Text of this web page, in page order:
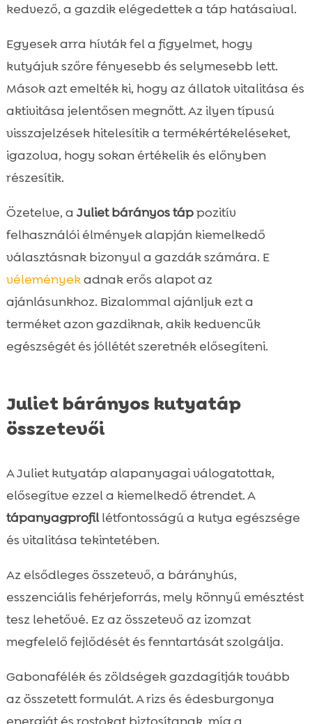
kedvező, a gazdik elégedettek a táp hatásaival.
Egyesek arra hívták fel a figyelmet, hogy
kutyájuk szőre fényesebb és selymesebb lett.
Mások azt emelték ki, hogy az állatok vitalitása és
aktivitása jelentősen megnőtt. Az ilyen típusú
visszajelzések hitelesítik a termékértékeléseket,
igazolva, hogy sokan értékelik és előnyben
részesítik.
Özetelve, a Juliet bárányos táppozitív
felhasználói élmények alapján kiemelkedő
választásnak bizonyul a gazdák számára. E
véleményekadnak erős alapot az
ajánlásunkhoz. Bizalommal ajánljuk ezt a
terméket azon gazdiknak, akik kedvencük
egészségét és jóllétét szeretnék elősegíteni.
Juliet bárányos kutyatáp
összetevői
A Juliet kutyatáp alapanyagai válogatottak,
elősegítve ezzel a kiemelkedő étrendet. A
tápanyagprofillétfontosságú a kutya egészsége
és vitalitása tekintetében.
Az elsődleges összetevő, a bárányhús,
esszenciális fehérjeforrás, mely könnyű emésztést
tesz lehetővé. Ez az összetevő az izomzat
megfelelő fejlődését és fenntartását szolgálja.
Gabonafélék és zöldségek gazdagítják tovább
az összetett formulát. A rizs és édesburgonya